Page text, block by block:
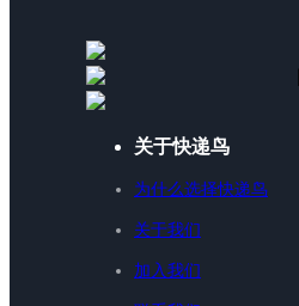
关于快递鸟
为什么选择快递鸟
关于我们
加入我们